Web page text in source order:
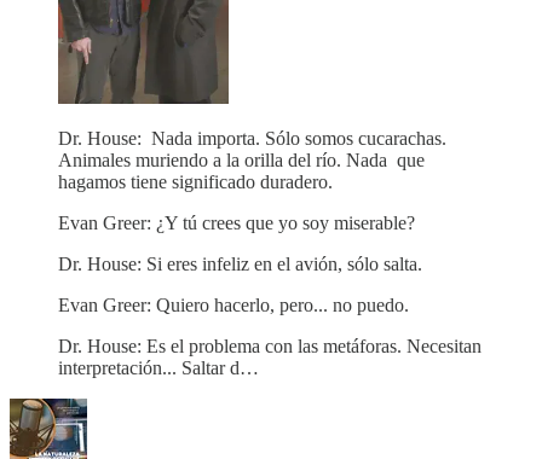
Dr. House: Nada importa. Sólo somos cucarachas.
Animales muriendo a la orilla del río. Nada que
hagamos tiene significado duradero.
Evan Greer: ¿Y tú crees que yo soy miserable?
Dr. House: Si eres infeliz en el avión, sólo salta.
Evan Greer: Quiero hacerlo, pero... no puedo.
Dr. House: Es el problema con las metáforas. Necesitan
interpretación... Saltar d…